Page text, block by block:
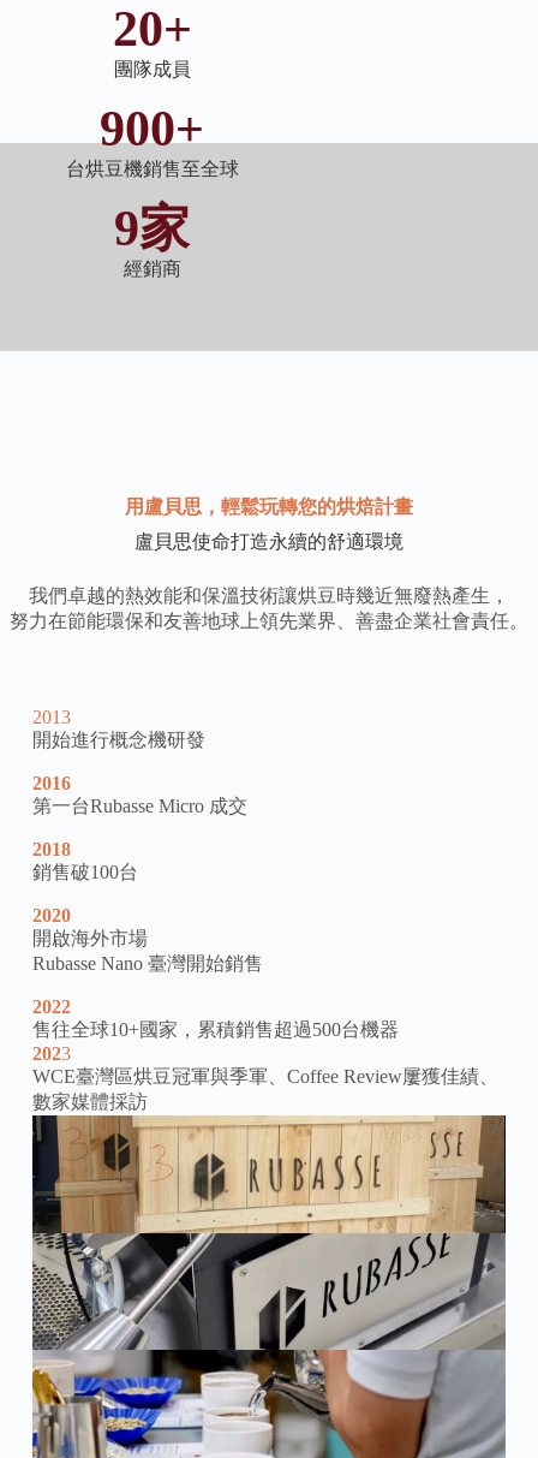
20+
團隊成員
900+
台烘豆機銷售至全球
9家
經銷商
用盧貝思，輕鬆玩轉您的烘焙計畫
盧貝思使命打造永續的舒適環境
我們卓越的熱效能和保溫技術讓烘豆時幾近無廢熱產生，
努力在節能環保和友善地球上領先業界、善盡企業社會責任。
2013
開始進行概念機研發
2016
第一台Rubasse Micro 成交
2018
銷售破100台
2020
開啟海外市場
Rubasse Nano 臺灣開始銷售
2022
售往全球10+國家，累積銷售超過500台機器
2023
WCE臺灣區烘豆冠軍與季軍、Coffee Review屢獲佳績、
數家媒體採訪